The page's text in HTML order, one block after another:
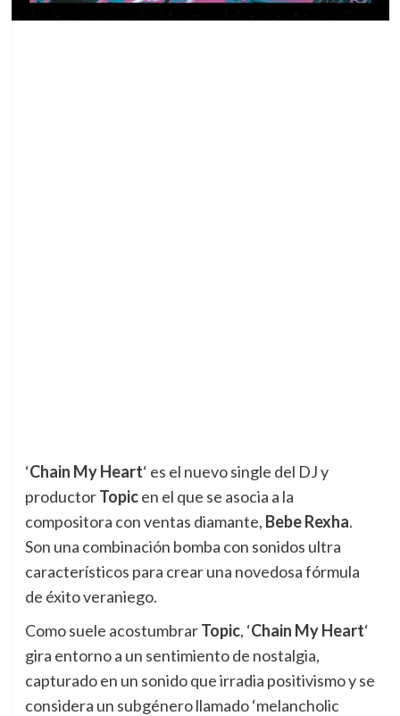
‘Chain My Heart‘ es el nuevo single del DJ y
productorTopicen el que se asocia a la
compositora con ventas diamante, Bebe Rexha.
Son una combinación bomba con sonidos ultra
característicos para crear una novedosa fórmula
de éxito veraniego.
Como suele acostumbrarTopic, ‘Chain My Heart‘
gira entorno a un sentimiento de nostalgia,
capturado en un sonido que irradia positivismo y se
considera un subgénero llamado ‘melancholic